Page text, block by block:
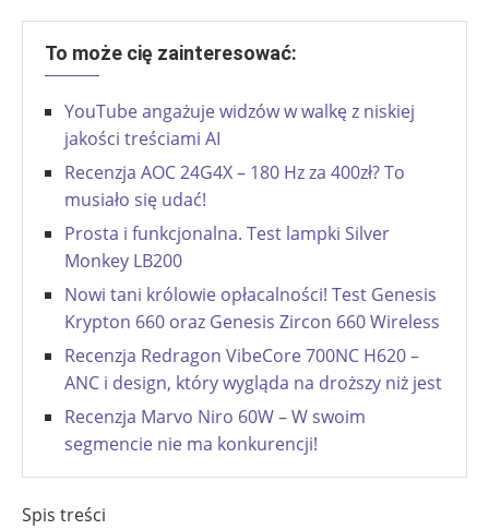
To może cię zainteresować:
YouTube angażuje widzów w walkę z niskiej
jakości treściami AI
Recenzja AOC 24G4X – 180 Hz za 400zł? To
musiało się udać!
Prosta i funkcjonalna. Test lampki Silver
Monkey LB200
Nowi tani królowie opłacalności! Test Genesis
Krypton 660 oraz Genesis Zircon 660 Wireless
Recenzja Redragon VibeCore 700NC H620 –
ANC i design, który wygląda na droższy niż jest
Recenzja Marvo Niro 60W – W swoim
segmencie nie ma konkurencji!
Spis treści